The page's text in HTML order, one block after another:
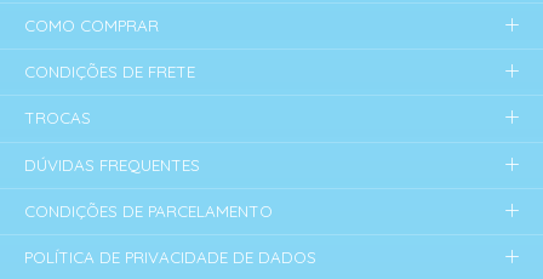
COMO COMPRAR
CONDIÇÕES DE FRETE
TROCAS
DÚVIDAS FREQUENTES
CONDIÇÕES DE PARCELAMENTO
POLÍTICA DE PRIVACIDADE DE DADOS